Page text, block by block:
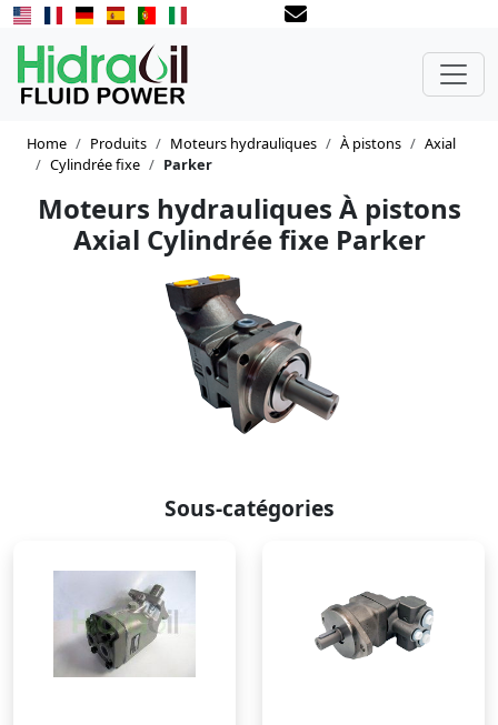
Home Produits Moteurs hydrauliques À pistons
Axial
Cylindrée fixe
Parker
Moteurs hydrauliques À pistons
Axial Cylindrée fixe Parker
Sous-catégories